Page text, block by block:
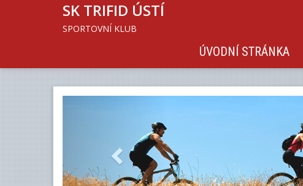
SK TRIFID ÚSTÍ
SPORTOVNÍ KLUB
ÚVODNÍ STRÁNKA